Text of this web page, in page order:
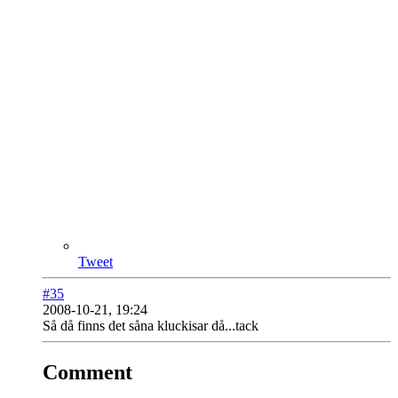
Tweet
#35
2008-10-21, 19:24
Så då finns det såna kluckisar då...tack
Comment